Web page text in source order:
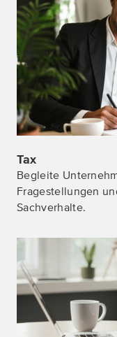
Tax
Begleite
Fragestellungen
Sachverhalte.